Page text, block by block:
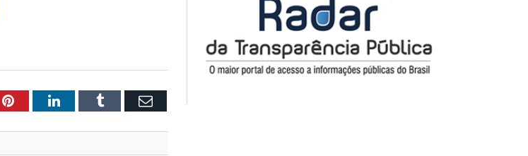
PinterestLinkedInTumblr Email